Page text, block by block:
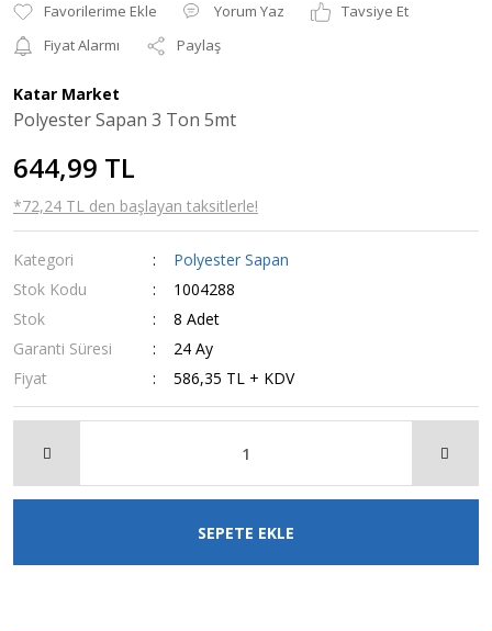
Yorum Yaz
Tavsiye Et
Fiyat Alarmı
Paylaş
Katar Market
Polyester Sapan 3 Ton 5mt
644,99 TL
*72,24 TL den başlayan taksitlerle!
Kategori
Polyester Sapan
Stok Kodu
1004288
Stok
8 Adet
Garanti Süresi
24 Ay
Fiyat
586,35 TL + KDV
SEPETE EKLE